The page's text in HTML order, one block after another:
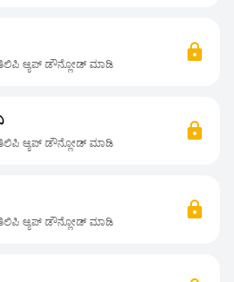
ಆ್ಯಪ್ ಡೌನ್ಲೋಡ್ ಮಾಡಿ
ಆ್ಯಪ್ ಡೌನ್ಲೋಡ್ ಮಾಡಿ
ಆ್ಯಪ್ ಡೌನ್ಲೋಡ್ ಮಾಡಿ